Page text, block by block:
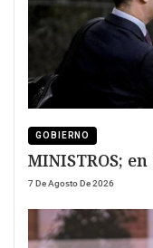
GOBIERNO
MINISTROS;
7 De Agosto De 2026